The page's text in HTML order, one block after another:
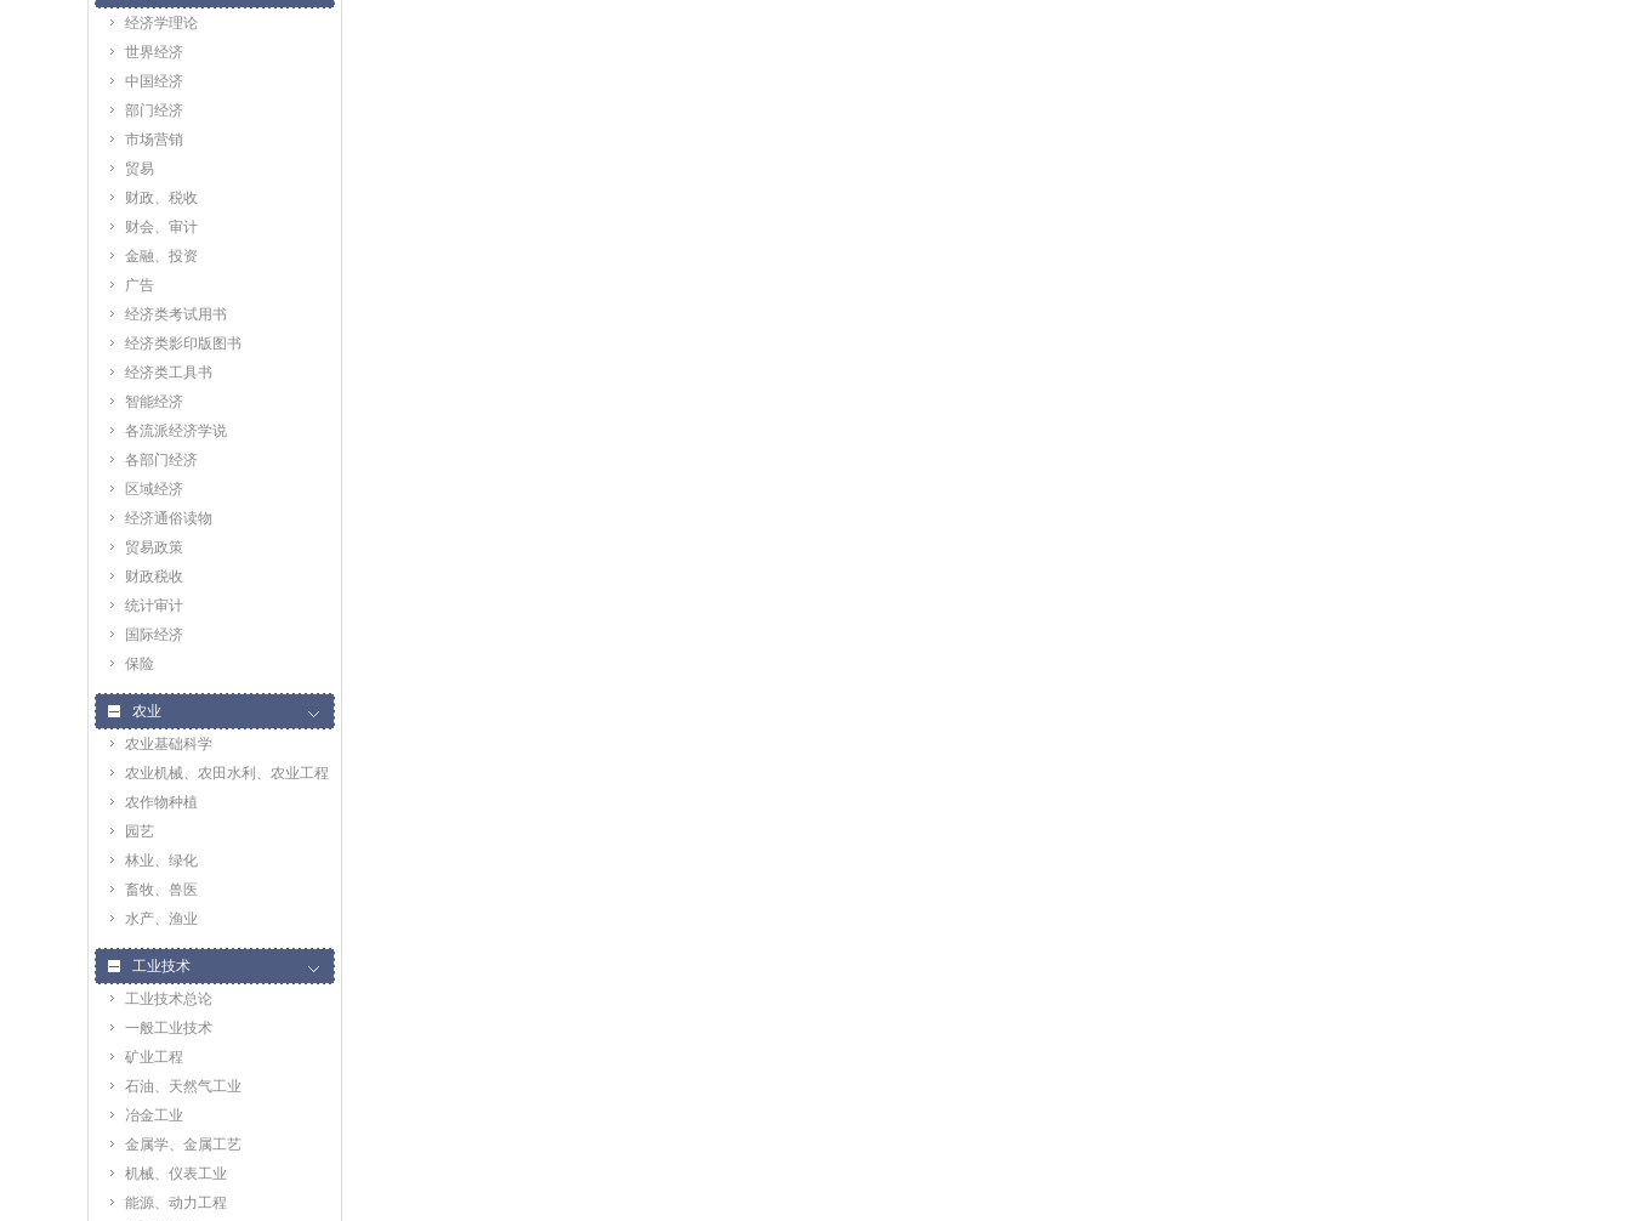
经济学理论
世界经济
中国经济
部门经济
市场营销
贸易
财政、税收
财会、审计
金融、投资
广告
经济类考试用书
经济类影印版图书
经济类工具书
智能经济
各流派经济学说
各部门经济
区域经济
经济通俗读物
贸易政策
财政税收
统计审计
国际经济
保险
农业
农业基础科学
农业机械、农田水利、农业工程
农作物种植
园艺
林业、绿化
畜牧、兽医
水产、渔业
工业技术
工业技术总论
一般工业技术
矿业工程
石油、天然气工业
冶金工业
金属学、金属工艺
机械、仪表工业
能源、动力工程